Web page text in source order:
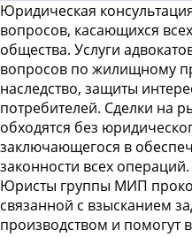
Юридическая
вопросов, касающихся
общества. Услуги
вопросов по жилищному
наследство, защиты
потребителей. Сделки на
обходятся без
заключающегося в
законности всех операций.
Юристы группы МИП
связанной с взысканием
производством и помогут